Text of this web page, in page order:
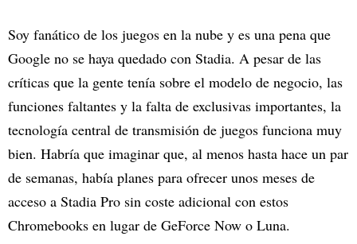
Soy fanático de los juegos en la nube y es una pena que
Google no se haya quedado con Stadia. A pesar de las
críticas que la gente tenía sobre el modelo de negocio, las
funciones faltantes y la falta de exclusivas importantes, la
tecnología central de transmisión de juegos funciona muy
bien. Habría que imaginar que, al menos hasta hace un par
de semanas, había planes para ofrecer unos meses de
acceso a Stadia Pro sin coste adicional con estos
Chromebooks en lugar de GeForce Now o Luna.